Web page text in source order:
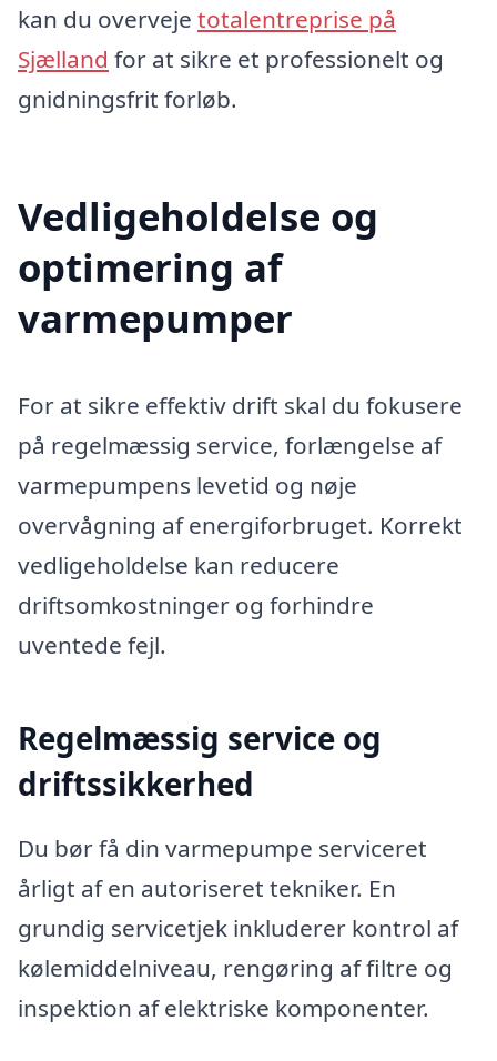
kan du overveje totalentreprise på
Sjælland for at sikre et professionelt og
gnidningsfrit forløb.
Vedligeholdelse og
optimering af
varmepumper
For at sikre effektiv drift skal du fokusere
på regelmæssig service, forlængelse af
varmepumpens levetid og nøje
overvågning af energiforbruget. Korrekt
vedligeholdelse kan reducere
driftsomkostninger og forhindre
uventede fejl.
Regelmæssig service og
driftssikkerhed
Du bør få din varmepumpe serviceret
årligt af en autoriseret tekniker. En
grundig servicetjek inkluderer kontrol af
kølemiddelniveau, rengøring af filtre og
inspektion af elektriske komponenter.